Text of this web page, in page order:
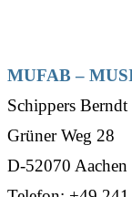
MUFAB –
Schippers Berndt
Grüner Weg 28
D-52070 Aachen